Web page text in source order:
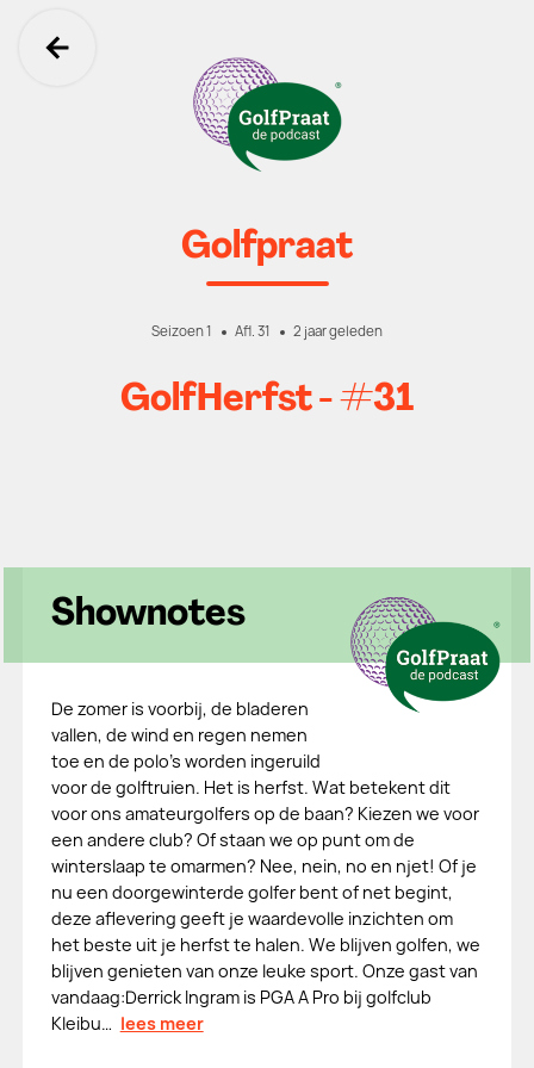
Ga terug
Golfpraat
Seizoen 1 Afl. 31 2 jaar geleden
GolfHerfst - #31
Shownotes
De zomer is voorbij, de bladeren
vallen, de wind en regen nemen
toe en de polo’s worden ingeruild
voor de golftruien. Het is herfst. Wat betekent dit
voor ons amateurgolfers op de baan? Kiezen we voor
een andere club? Of staan we op punt om de
winterslaap te omarmen? Nee, nein, no en njet! Of je
nu een doorgewinterde golfer bent of net begint,
deze aflevering geeft je waardevolle inzichten om
het beste uit je herfst te halen. We blijven golfen, we
blijven genieten van onze leuke sport. Onze gast van
vandaag:Derrick Ingram is PGA A Pro bij golfclub
Kleibu… lees meer